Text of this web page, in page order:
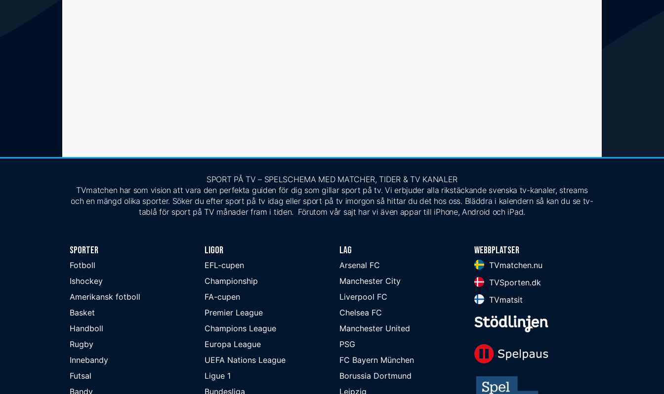
SPORT PÅ TV – SPELSCHEMA MED MATCHER, TIDER & TV KANALER
TVmatchen har som vision att vara den perfekta guiden för dig som gillar sport på tv. Vi erbjuder alla rikstäckande svenska tv-kanaler, streams
och en mängd olika sporter. Söker du efter sport på tv idag eller sport på tv imorgon så hittar du det hos oss. Bläddra i kalendern så kan du se tv-
tablå för sport på TV månader fram i tiden. Förutom vår sajt har vi även appar till iPhone, Android och iPad.
Sporter
Fotboll
Ishockey
Amerikansk fotboll
Basket
Handboll
Rugby
Innebandy
Futsal
Bandy
Ligor
EFL-cupen
Championship
FA-cupen
Premier League
Champions League
Europa League
UEFA Nations League
Ligue 1
Bundesliga
Lag
Arsenal FC
Manchester City
Liverpool FC
Chelsea FC
Manchester United
PSG
FC Bayern München
Borussia Dortmund
Leipzig
Webbplatser
TVmatchen.nu
TVSporten.dk
TVmatsit